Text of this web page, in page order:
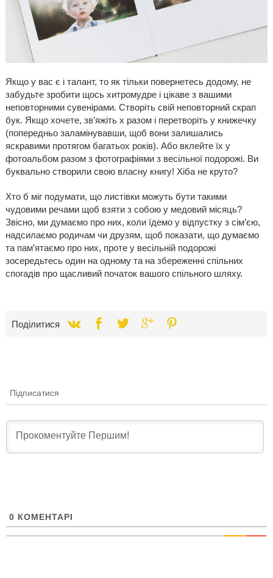
Якщо у вас є і талант, то як тільки повернетесь додому, не
забудьте зробити щось хитромудре і цікаве з вашими
неповторними сувенірами. Створіть свій неповторний скрап
бук. Якщо хочете, зв’яжіть х разом і перетворіть у книжечку
(попередньо заламінувавши, щоб вони залишались
яскравими протягом багатьох років). Або вклейте їх у
фотоальбом разом з фотографіями з весільної подорожі. Ви
буквально створили свою власну книгу! Хіба не круто?
Хто б міг подумати, що листівки можуть бути такими
чудовими речами щоб взяти з собою у медовий місяць?
Звісно, ми думаємо про них, коли їдемо у відпустку з сім’єю,
надсилаємо родичам чи друзям, щоб показати, що думаємо
та пам’ятаємо про них, проте у весільній подорожі
зосередьтесь один на одному та на збереженні спільних
спогадів про щасливий початок вашого спільного шляху.
Поділитися
Підписатися
0 КОМЕНТАРІ